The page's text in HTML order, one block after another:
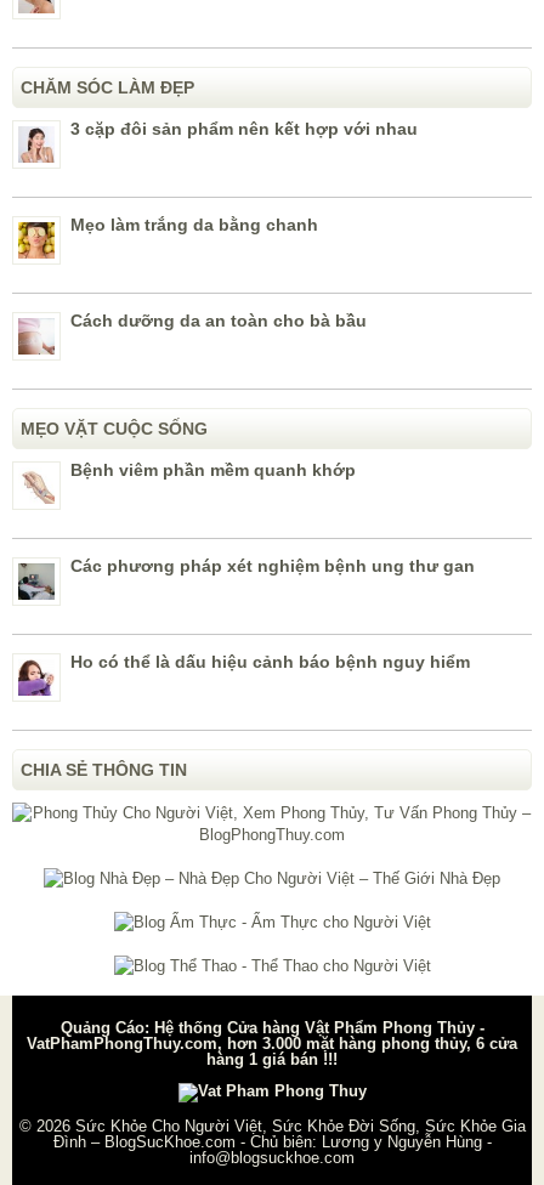
CHĂM SÓC LÀM ĐẸP
3 cặp đôi sản phẩm nên kết hợp với nhau
Mẹo làm trắng da bằng chanh
Cách dưỡng da an toàn cho bà bầu
MẸO VẶT CUỘC SỐNG
Bệnh viêm phần mềm quanh khớp
Các phương pháp xét nghiệm bệnh ung thư gan
Ho có thể là dấu hiệu cảnh báo bệnh nguy hiểm
CHIA SẺ THÔNG TIN
Quảng Cáo: Hệ thống Cửa hàng Vật Phẩm Phong Thủy -
VatPhamPhongThuy.com, hơn 3.000 mặt hàng phong thủy, 6 cửa
hàng 1 giá bán !!!
© 2026 Sức Khỏe Cho Người Việt, Sức Khỏe Đời Sống, Sức Khỏe Gia
Đình – BlogSucKhoe.com - Chủ biên: Lương y Nguyễn Hùng-
info@blogsuckhoe.com